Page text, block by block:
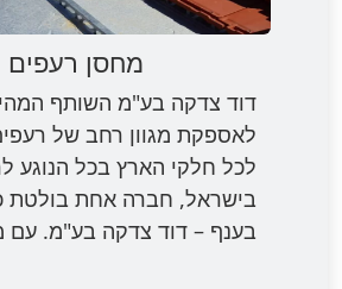
מחסן רעפים
דוד צדקה בע"מ השותף
לאספקת מגוון רחב של
לכל חלקי הארץ בכל הנוגע
בישראל, חברה אחת בולטת
בענף – דוד צדקה בע"מ.